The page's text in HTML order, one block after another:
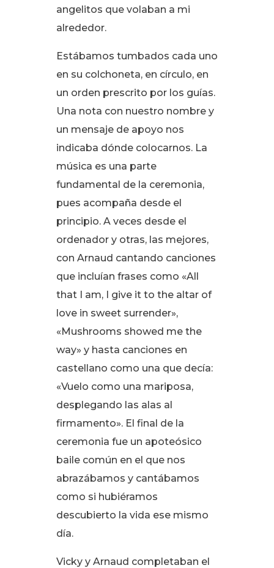
angelitos que volaban a mi
alrededor.
Estábamos tumbados cada uno
en su colchoneta, en círculo, en
un orden prescrito por los guías.
Una nota con nuestro nombre y
un mensaje de apoyo nos
indicaba dónde colocarnos. La
música es una parte
fundamental de la ceremonia,
pues acompaña desde el
principio. A veces desde el
ordenador y otras, las mejores,
con Arnaud cantando canciones
que incluían frases como «All
that I am, I give it to the altar of
love in sweet surrender»,
«Mushrooms showed me the
way» y hasta canciones en
castellano como una que decía:
«Vuelo como una mariposa,
desplegando las alas al
firmamento». El final de la
ceremonia fue un apoteósico
baile común en el que nos
abrazábamos y cantábamos
como si hubiéramos
descubierto la vida ese mismo
día.
Vicky y Arnaud completaban el